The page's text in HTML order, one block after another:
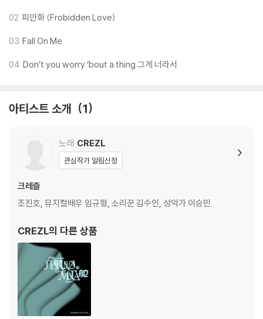
[앨범사양]
- ALBUM COVER 1ea
- PHOTO CARD 1ea (개인 4종 중 랜덤 1종)
02 피안화 (Frobidden Love)
03 Fall On Me
04 Don’t you worry ‘bout a thing 그게 너라서
아티스트 소개 1
노래 CREZL
관심작가 알림신청
크레즐
조진호, 뮤지컬배우 임규형, 소리꾼 김수인, 성악가 이승민
CREZL의 다른 상품